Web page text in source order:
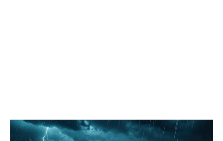
варианты решения нескольких ключевых задач: обеспечение
доступной среды для входной группы муниципального